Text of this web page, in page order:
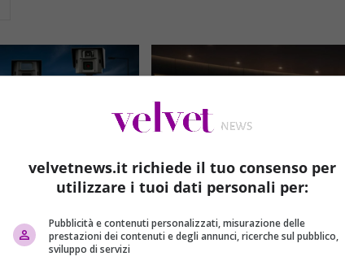
frena sul
cambia per multe e
Cronaca
il pubblico resta scettico
velvetnews.it richiede il tuo consenso per
utilizzare i tuoi dati personali per:
Pubblicità e contenuti personalizzati, misurazione delle
prestazioni dei contenuti e degli annunci, ricerche sul pubblico,
sviluppo di servizi